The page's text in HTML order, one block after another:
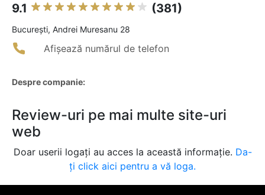
9.1 (381)
Bucureşti, Andrei Muresanu 28
Afișează numărul de telefon
Despre companie:
Review-uri pe mai multe site-uri
web
Doar userii logați au acces la această informație. Da-
ți click aici pentru a vă loga.